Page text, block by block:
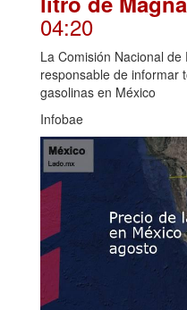
04:20
La Comisión Nacional
responsable de informar
gasolinas en México
Infobae